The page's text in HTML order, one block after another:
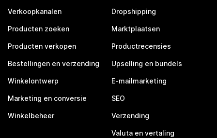
Verkoopkanalen
Producten zoeken
Producten verkopen
Bestellingen en verzending
Winkelontwerp
Marketing en conversie
Winkelbeheer
Dropshipping
Marktplaatsen
Productrecensies
Upselling en bundels
E-mailmarketing
SEO
Verzending
Valuta en vertaling